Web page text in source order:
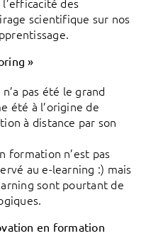
scientifique sur nos
»
pas été le grand
été à l’origine de
à distance par son
formation n’est pas
au e-learning :) mais
sont pourtant de
en formation